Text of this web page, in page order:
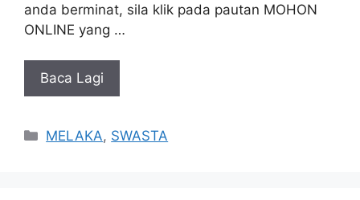
anda berminat, sila klik pada pautan MOHON
ONLINE yang …
Baca Lagi
Categories
MELAKA, SWASTA